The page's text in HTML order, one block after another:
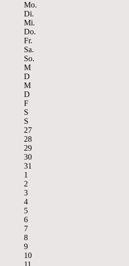
Mo.
Di.
Mi.
Do.
Fr.
Sa.
So.
M
D
M
D
F
S
S
27
28
29
30
31
1
2
3
4
5
6
7
8
9
10